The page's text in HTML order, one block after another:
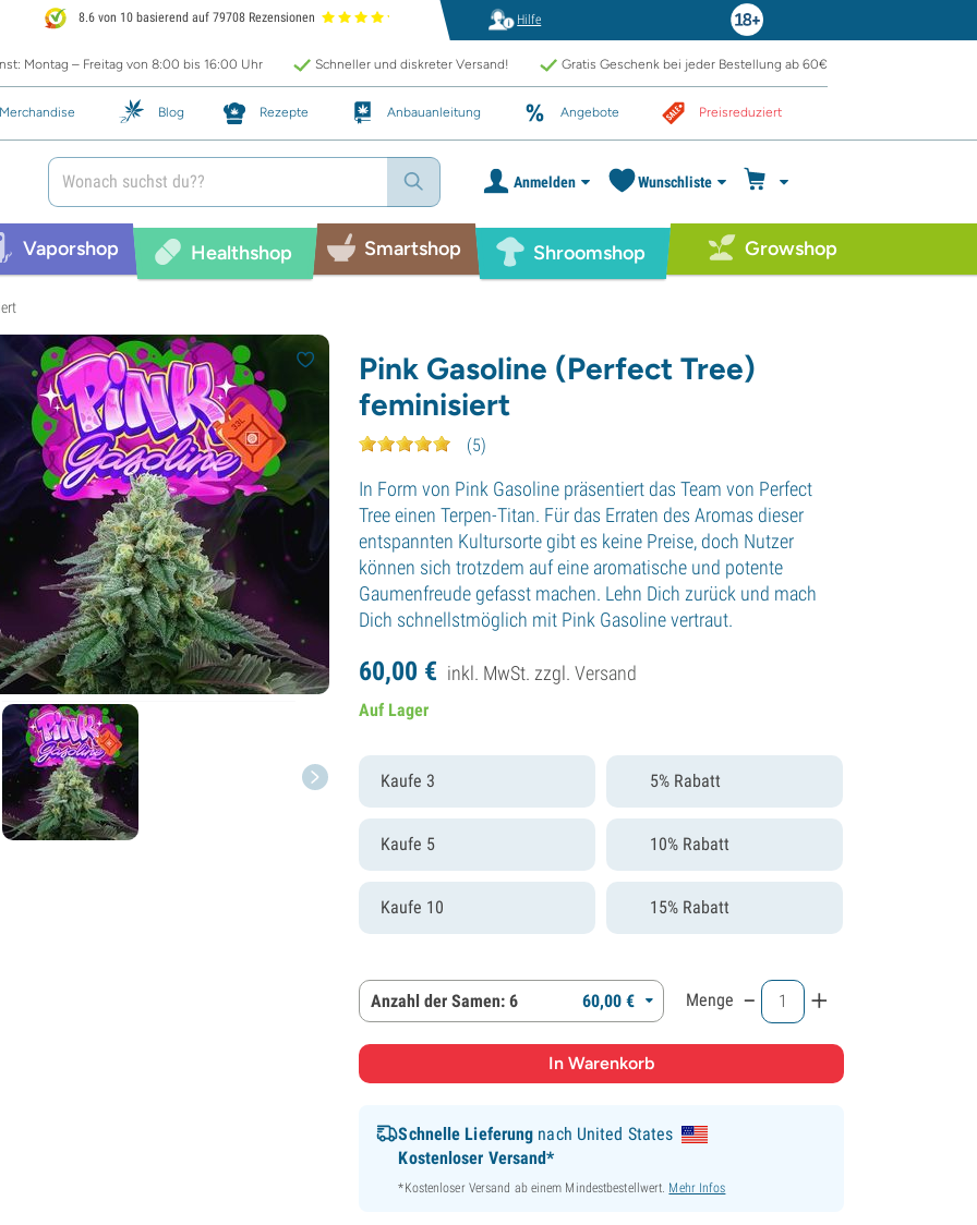
8.6 von 10 basierend auf 79708 Rezensionen Hilfe
Montag – Freitag von 8:00 bis 16:00 Uhr Schneller und diskreter Versand! Gratis Geschenk bei jeder Bestellung ab 60€
Merchandise Blog Rezepte Anbauanleitung Angebote Preisreduziert
Anmelden Wunschliste
Vaporshop Healthshop Smartshop Shroomshop Growshop
Pink Gasoline (Perfect Tree)
feminisiert
(5)
In Form von Pink Gasoline präsentiert das Team von Perfect
Tree einen Terpen-Titan. Für das Erraten des Aromas dieser
entspannten Kultursorte gibt es keine Preise, doch Nutzer
können sich trotzdem auf eine aromatische und potente
Gaumenfreude gefasst machen. Lehn Dich zurück und mach
Dich schnellstmöglich mit Pink Gasoline vertraut.
60,00 € inkl. MwSt. zzgl.Versand
Auf Lager
Kaufe 3 5% Rabatt
Kaufe 5 10% Rabatt
Kaufe 10 15% Rabatt
Anzahl der Samen: 6 60,00 € Menge - +
Schnelle Lieferung nach United States
Kostenloser Versand*
*Kostenloser Versand ab einem Mindestbestellwert. Mehr Infos